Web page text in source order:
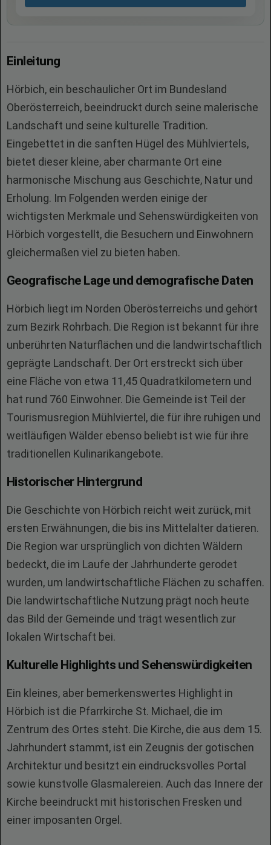
Einleitung
Hörbich, ein beschaulicher Ort im Bundesland
Oberösterreich, beeindruckt durch seine malerische
Landschaft und seine kulturelle Tradition.
Eingebettet in die sanften Hügel des Mühlviertels,
bietet dieser kleine, aber charmante Ort eine
harmonische Mischung aus Geschichte, Natur und
Erholung. Im Folgenden werden einige der
wichtigsten Merkmale und Sehenswürdigkeiten von
Hörbich vorgestellt, die Besuchern und Einwohnern
gleichermaßen viel zu bieten haben.
Geografische Lage und demografische Daten
Hörbich liegt im Norden Oberösterreichs und gehört
zum Bezirk Rohrbach. Die Region ist bekannt für ihre
unberührten Naturflächen und die landwirtschaftlich
geprägte Landschaft. Der Ort erstreckt sich über
eine Fläche von etwa 11,45 Quadratkilometern und
hat rund 760 Einwohner. Die Gemeinde ist Teil der
Tourismusregion Mühlviertel, die für ihre ruhigen und
weitläufigen Wälder ebenso beliebt ist wie für ihre
traditionellen Kulinarikangebote.
Historischer Hintergrund
Die Geschichte von Hörbich reicht weit zurück, mit
ersten Erwähnungen, die bis ins Mittelalter datieren.
Die Region war ursprünglich von dichten Wäldern
bedeckt, die im Laufe der Jahrhunderte gerodet
wurden, um landwirtschaftliche Flächen zu schaffen.
Die landwirtschaftliche Nutzung prägt noch heute
das Bild der Gemeinde und trägt wesentlich zur
lokalen Wirtschaft bei.
Kulturelle Highlights und Sehenswürdigkeiten
Ein kleines, aber bemerkenswertes Highlight in
Hörbich ist die Pfarrkirche St. Michael, die im
Zentrum des Ortes steht. Die Kirche, die aus dem 15.
Jahrhundert stammt, ist ein Zeugnis der gotischen
Architektur und besitzt ein eindrucksvolles Portal
sowie kunstvolle Glasmalereien. Auch das Innere der
Kirche beeindruckt mit historischen Fresken und
einer imposanten Orgel.